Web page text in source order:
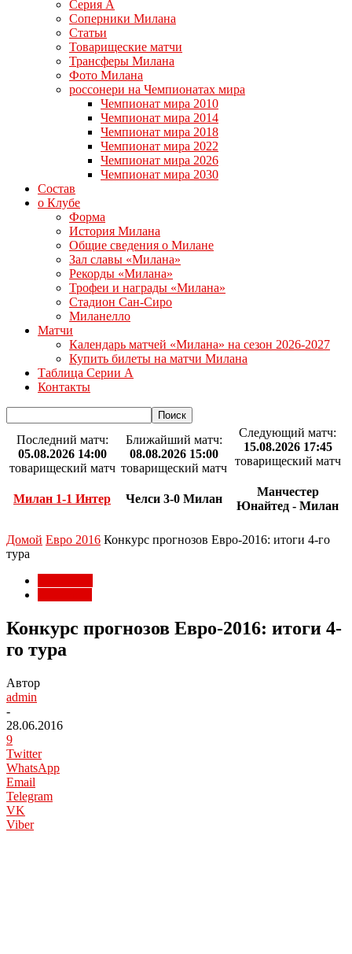
Серия А
Соперники Милана
Статьи
Товарищеские матчи
Трансферы Милана
Фото Милана
россонери на Чемпионатах мира
Чемпионат мира 2010
Чемпионат мира 2014
Чемпионат мира 2018
Чемпионат мира 2022
Чемпионат мира 2026
Чемпионат мира 2030
Состав
о Клубе
Форма
История Милана
Общие сведения о Милане
Зал славы «Милана»
Рекорды «Милана»
Трофеи и награды «Милана»
Стадион Сан-Сиро
Миланелло
Матчи
Календарь матчей «Милана» на сезон 2026-2027
Купить билеты на матчи Милана
Таблица Серии А
Контакты
Последний матч:
05.08.2026 14:00
товарищеский матч
Милан 1-1 Интер
Ближайший матч:
08.08.2026 15:00
товарищеский матч
Челси 3-0 Милан
Следующий матч:
15.08.2026 17:45
товарищеский матч
Манчестер
Юнайтед - Милан
Домой Евро 2016 Конкурс прогнозов Евро-2016: итоги 4-го
тура
Конкурс прогнозов Евро-2016: итоги 4-
го тура
Автор
admin
-
28.06.2016
9
Twitter
WhatsApp
Email
Telegram
VK
Viber